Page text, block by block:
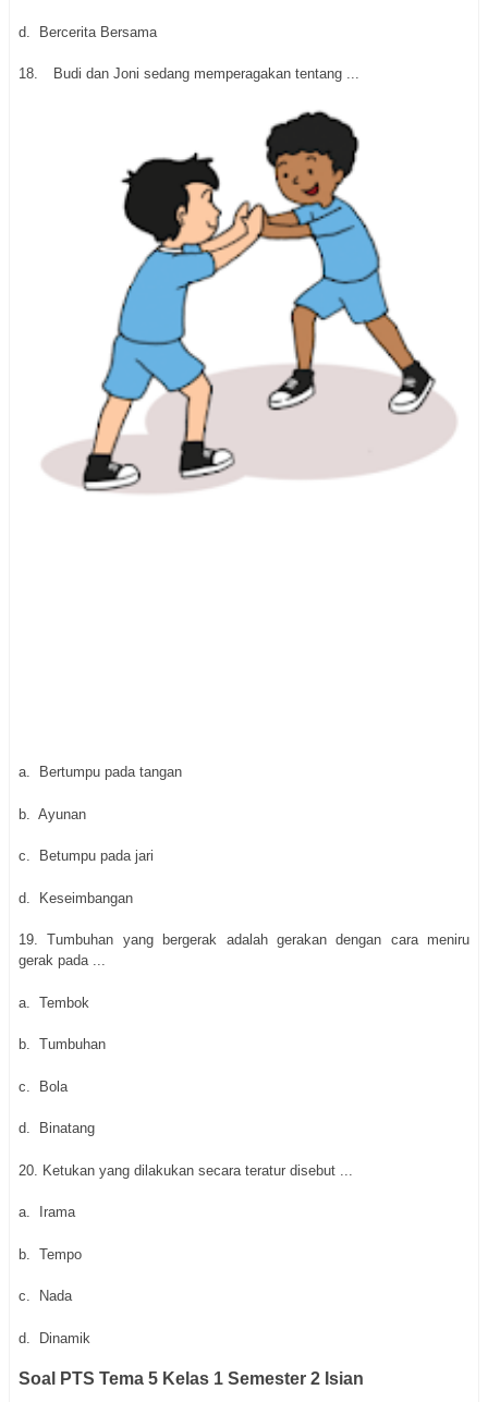
d. Bercerita Bersama
18. Budi dan Joni sedang memperagakan tentang ...
a. Bertumpu pada tangan
b. Ayunan
c. Betumpu pada jari
d. Keseimbangan
19.
Tumbuhan yang bergerak adalah gerakan dengan cara meniru
gerak pada ...
a. Tembok
b. Tumbuhan
c. Bola
d. Binatang
20. Ketukan yang dilakukan secara teratur disebut ...
a. Irama
b. Tempo
c. Nada
d. Dinamik
Soal PTS Tema 5 Kelas 1 Semester 2 Isian